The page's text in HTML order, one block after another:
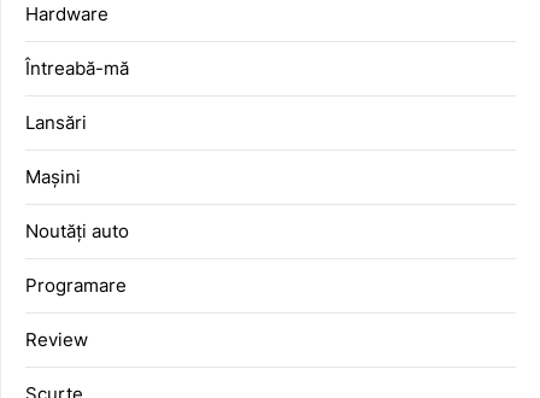
Hardware
Întreabă-mă
Lansări
Mașini
Noutăți auto
Programare
Review